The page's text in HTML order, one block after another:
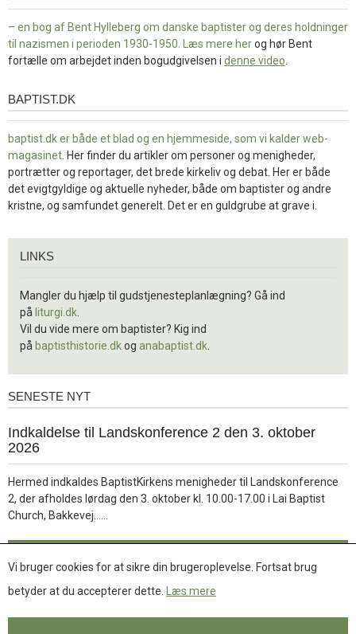
– en bog af Bent Hylleberg om danske baptister og deres holdninger
til nazismen i perioden 1930-1950. Læs mere herog hør Bent
fortælle om arbejdet inden bogudgivelsen i denne video
baptist.dk
BAPTIST.DK
baptist.dk er både et blad og en hjemmeside, som vi kalder web-
magasinet . Her finder du artikler om personer og menigheder,
portrætter og reportager, det brede kirkeliv og debat. Her er både
det evigtgyldige og aktuelle nyheder, både om baptister og andre
kristne, og samfundet generelt. Det er en guldgrube at grave i.
LINKS
Mangler du hjælp til gudstjenesteplanlægning? Gå ind
på liturgi.dk
Vil du vide mere om baptister? Kig ind
på baptisthistorie.dkog anabaptist.dk
Seneste
SENESTE NYT
1.
jul.
Indkaldelse til Landskonference 2 den 3. oktober
2026
Hermed indkaldes BaptistKirkens menigheder til Landskonference
2, der afholdes lørdag den 3. oktober kl. 10.00-17.00 i Lai Baptist
Church, Bakkevej……
Læs mere
Vi bruger cookies for at sikre din brugeroplevelse. Fortsat brug
betyder at du accepterer dette.
Læs mere